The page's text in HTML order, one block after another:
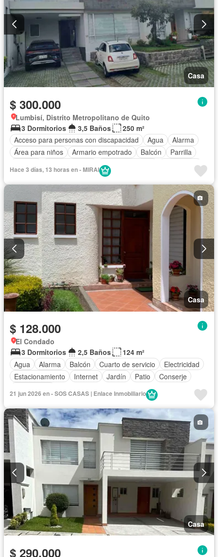
Casa
$ 300.000
Lumbisí, Distrito Metropolitano de Quito
3 Dormitorios
3,5 Baños
250 m²
Acceso para personas con discapacidad
Agua
Alarma
Área para niños
Armario empotrado Balcón
Parrilla
Cocina equipada
Electricidad
Gimnasio
Patio Piscina
Conserje
Seguridad
Terraza Vista panorámica Sin amoblar
Hace 3 días, 13 horas en - MIRAI
Casa
$ 128.000
El Condado
3 Dormitorios
2,5 Baños
124 m²
Agua
Alarma Balcón Cuarto de servicio
Electricidad
Estacionamiento
Internet Jardín Patio
Conserje
21 jun 2026 en - SOS CASAS | Enlace Inmobiliario
Casa
$ 290.000